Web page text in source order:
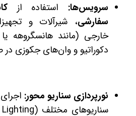
سرویس‌ها: استفاده از
سفارشی، شیرآلات و
خارجی (مانند هانسگروهه
دکوراتیو و وان‌های جکوزی
نورپردازی سناریو محور: